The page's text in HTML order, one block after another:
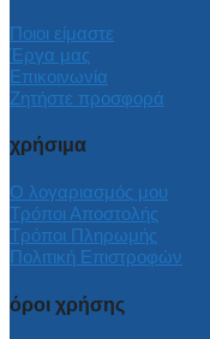
Ποιοι είμαστε
Έργα μας
Επικοινωνία
Ζητήστε προσφορά
χρήσιμα
Ο λογαριασμός μου
Τρόποι Αποστολής
Τρόποι Πληρωμής
Πολιτική Επιστροφών
όροι χρήσης